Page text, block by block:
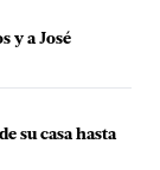
y a José
su casa hasta